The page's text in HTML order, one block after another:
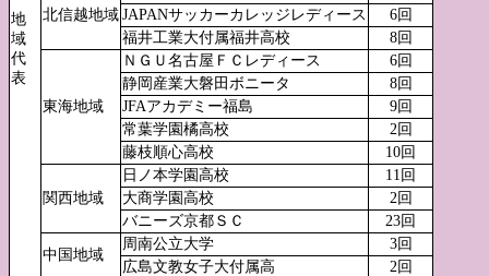
地
域
代
表
北信越地域 JAPANサッカーカレッジレディース
6回
福井工業大付属福井高校
8回
東海地域
ＮＧＵ名古屋ＦＣレディース
6回
静岡産業大磐田ボニータ
8回
JFAアカデミー福島
9回
常葉学園橘高校
2回
藤枝順心高校
10回
関西地域
日ノ本学園高校
11回
大商学園高校
2回
バニーズ京都ＳＣ
23回
中国地域
周南公立大学
3回
広島文教女子大付属高
2回